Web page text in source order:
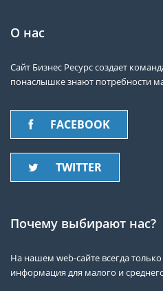
О нас
Сайт Бизнес Ресурс создает
понаслышке знают потребности
FACEBOOK
TWITTER
Почему выбирают нас?
На нашем web-сайте всегда
информация для малого и